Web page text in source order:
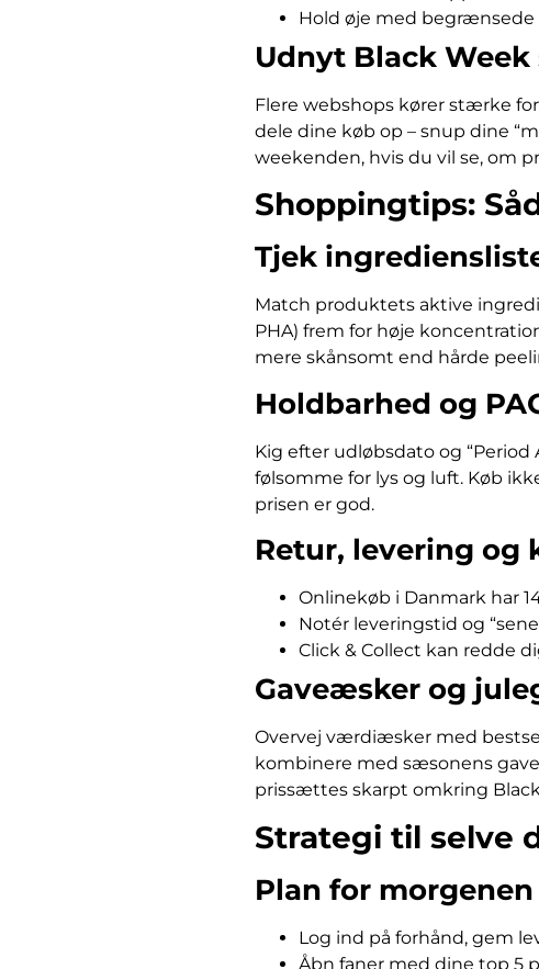
Hold øje med
Udnyt Black
Flere webshops kører stærke
dele dine køb op – snup dine
weekenden, hvis du vil se, om
Shoppingtips:
Tjek
Match produktets aktive
PHA) frem for høje
mere skånsomt end hårde
Holdbarhed og
Kig efter udløbsdato og
følsomme for lys og luft. Køb
prisen er god.
Retur, levering og
Onlinekøb i Danmark har
Notér leveringstid og
Click & Collect kan redde
Gaveæsker og
Overvej værdiæsker med
kombinere med sæsonens
prissættes skarpt omkring
Strategi til selve
Plan for morgenen
Log ind på forhånd, gem
Åbn faner med dine top 5